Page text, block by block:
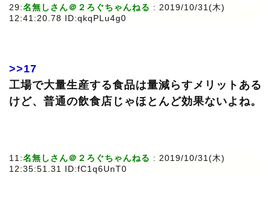
29:名無しさん＠２ろぐちゃんねる : 2019/10/31(木)
12:41:20.78 ID:qkqPLu4g0
>>17
工場で大量生産する食品は量減らすメリットある
けど、普通の飲食店じゃほとんど効果ないよね。
11:名無しさん＠２ろぐちゃんねる : 2019/10/31(木)
12:35:51.31 ID:fC1q6UnT0